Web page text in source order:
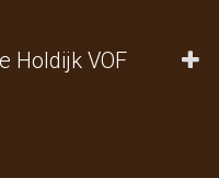
Holdijk VOF